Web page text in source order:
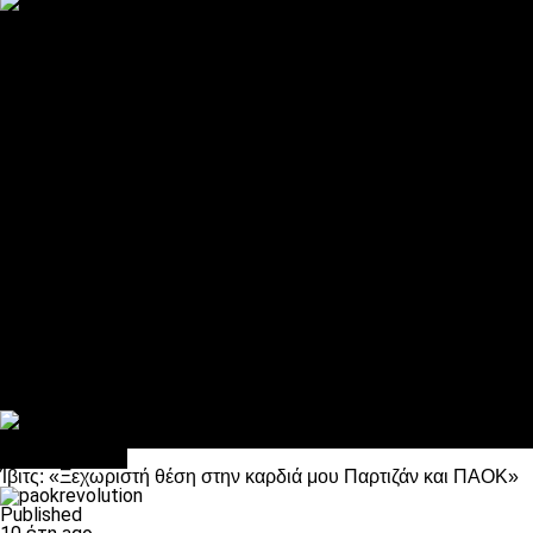
Ίβιτς: «Ξεχωριστή θέση στην καρδιά μου Παρτιζάν και ΠΑΟΚ»
Published